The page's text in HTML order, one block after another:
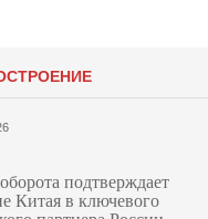
подтверждает
Китая в ключевого